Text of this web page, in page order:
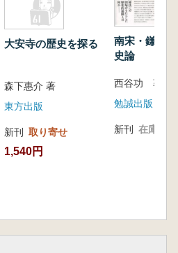
大安寺の歴史を探る
森下惠介 著
東方出版
新刊 取り寄せ
1,540円
南宋・鎌倉
史論
西谷功 著
勉誠出版
新刊 在庫なし